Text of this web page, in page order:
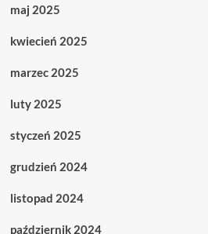
maj 2025
kwiecień 2025
marzec 2025
luty 2025
styczeń 2025
grudzień 2024
listopad 2024
październik 2024